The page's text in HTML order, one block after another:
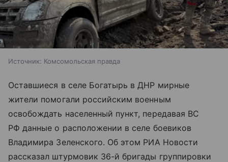
Источник: Комсомольская правда
Оставшиеся в селе Богатырь в ДНР мирные
жители помогали российским военным
освобождать населенный пункт, передавая ВС
РФ данные о расположении в селе боевиков
Владимира Зеленского. Об этом РИА Новости
рассказал штурмовик 36-й бригады группировки